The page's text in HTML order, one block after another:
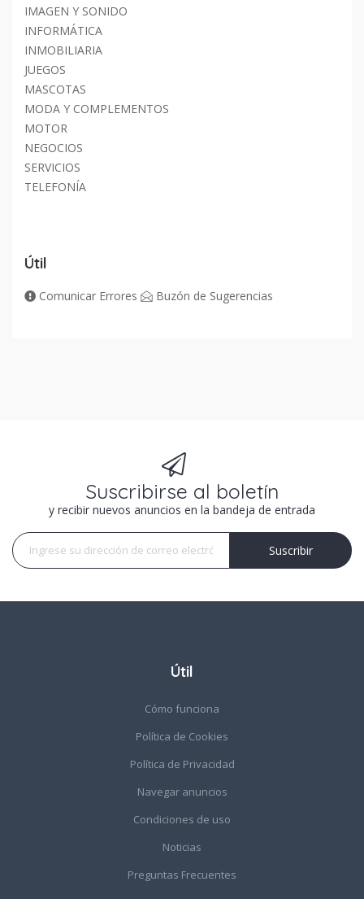
IMAGEN Y SONIDO
INFORMÁTICA
INMOBILIARIA
JUEGOS
MASCOTAS
MODA Y COMPLEMENTOS
MOTOR
NEGOCIOS
SERVICIOS
TELEFONÍA
Útil
Comunicar Errores Buzón de Sugerencias
Suscribirse al boletín
y recibir nuevos anuncios en la bandeja de entrada
Suscribir
Útil
Cómo funciona
Política de Cookies
Política de Privacidad
Navegar anuncios
Condiciones de uso
Noticias
Preguntas Frecuentes